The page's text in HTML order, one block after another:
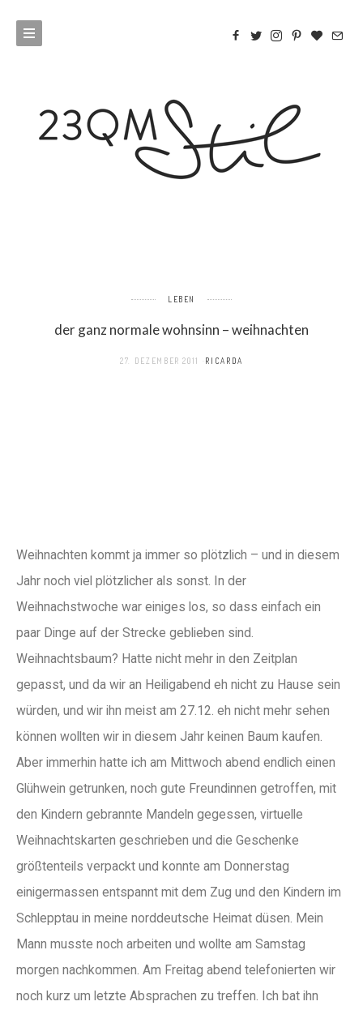
LEBEN
der ganz normale wohnsinn – weihnachten
27. DEZEMBER 2011 RICARDA
Weihnachten kommt ja immer so plötzlich – und in diesem
Jahr noch viel plötzlicher als sonst. In der
Weihnachstwoche war einiges los, so dass einfach ein
paar Dinge auf der Strecke geblieben sind.
Weihnachtsbaum? Hatte nicht mehr in den Zeitplan
gepasst, und da wir an Heiligabend eh nicht zu Hause sein
würden, und wir ihn meist am 27.12. eh nicht mehr sehen
können wollten wir in diesem Jahr keinen Baum kaufen.
Aber immerhin hatte ich am Mittwoch abend endlich einen
Glühwein getrunken, noch gute Freundinnen getroffen, mit
den Kindern gebrannte Mandeln gegessen, virtuelle
Weihnachtskarten geschrieben und die Geschenke
größtenteils verpackt und konnte am Donnerstag
einigermassen entspannt mit dem Zug und den Kindern im
Schlepptau in meine norddeutsche Heimat düsen. Mein
Mann musste noch arbeiten und wollte am Samstag
morgen nachkommen. Am Freitag abend telefonierten wir
noch kurz um letzte Absprachen zu treffen. Ich bat ihn